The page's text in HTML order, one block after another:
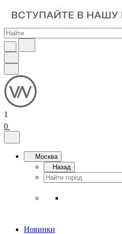
1
0
Москва
Назад
Новинки